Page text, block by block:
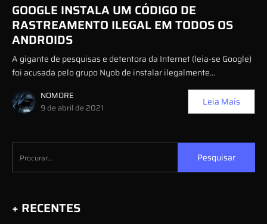
GOOGLE INSTALA UM CÓDIGO DE
RASTREAMENTO ILEGAL EM TODOS OS
ANDROIDS
A gigante de pesquisas e detentora da Internet (leia-se Google)
foi acusada pelo grupo Nyob de instalar ilegalmente…
NOMORE
9 de abril de 2021
Leia Mais
Pesquisar
+ RECENTES